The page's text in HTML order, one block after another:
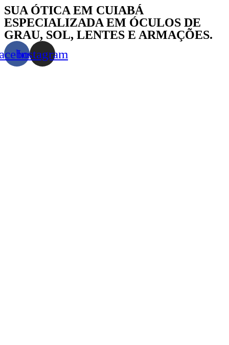
Skip
to
content
SUA ÓTICA EM CUIABÁ
ESPECIALIZADA EM ÓCULOS DE
GRAU, SOL, LENTES E ARMAÇÕES.
Instagram